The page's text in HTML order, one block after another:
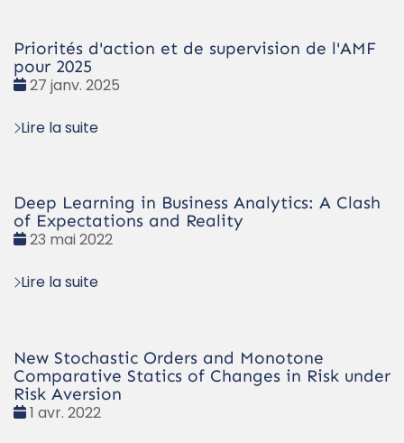
Priorités d'action et de supervision de l'AMF
pour 2025
Date
27 janv. 2025
Lire la suite
Deep Learning in Business Analytics: A Clash
of Expectations and Reality
Date
23 mai 2022
Lire la suite
New Stochastic Orders and Monotone
Comparative Statics of Changes in Risk under
Risk Aversion
Date
1 avr. 2022